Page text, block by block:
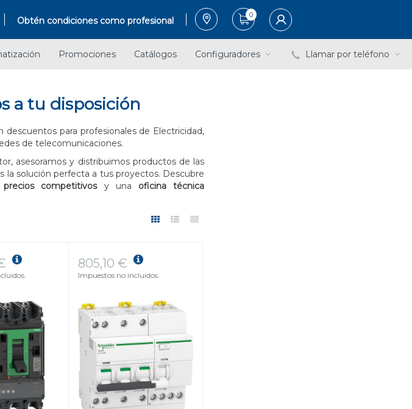
Obtén condiciones como profesional
0
Promociones Catálogos Configuradores Llamar por teléfono
a tu disposición
para profesionales de Electricidad,
de telecomunicaciones.
asesoramos y distribuimos productos de las
la solución perfecta a tus proyectos. Descubre
precios competitivosy una oficina técnica
805,10 €
Impuestos no incluidos.